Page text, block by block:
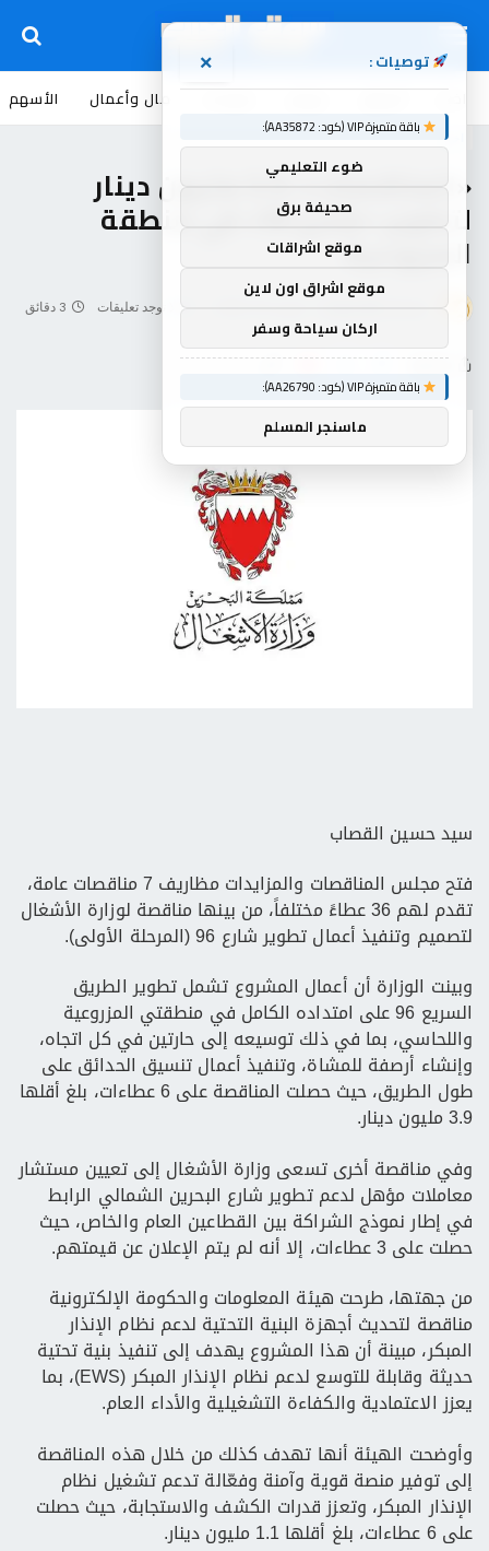
اخبار أسواق عروض منوعات مال وأعمال الأسهم
اخبار
«المناقصات»: 3.9 مليون دينار
لتطوير «شارع 96» في منطقة
المزروعية
لا توجد تعليقات 3 دقائق
شاركها
سيد حسين القصاب
فتح مجلس المناقصات والمزايدات مظاريف 7 مناقصات عامة،
تقدم لهم 36 عطاءً مختلفاً، من بينها مناقصة لوزارة الأشغال
لتصميم وتنفيذ أعمال تطوير شارع 96 (المرحلة الأولى).
وبينت الوزارة أن أعمال المشروع تشمل تطوير الطريق
السريع 96 على امتداده الكامل في منطقتي المزروعية
واللحاسي، بما في ذلك توسيعه إلى حارتين في كل اتجاه،
وإنشاء أرصفة للمشاة، وتنفيذ أعمال تنسيق الحدائق على
طول الطريق، حيث حصلت المناقصة على 6 عطاءات، بلغ أقلها
3.9 مليون دينار.
وفي مناقصة أخرى تسعى وزارة الأشغال إلى تعيين مستشار
معاملات مؤهل لدعم تطوير شارع البحرين الشمالي الرابط
في إطار نموذج الشراكة بين القطاعين العام والخاص، حيث
حصلت على 3 عطاءات، إلا أنه لم يتم الإعلان عن قيمتهم.
من جهتها، طرحت هيئة المعلومات والحكومة الإلكترونية
مناقصة لتحديث أجهزة البنية التحتية لدعم نظام الإنذار
المبكر، مبينة أن هذا المشروع يهدف إلى تنفيذ بنية تحتية
حديثة وقابلة للتوسع لدعم نظام الإنذار المبكر (EWS)، بما
يعزز الاعتمادية والكفاءة التشغيلية والأداء العام.
وأوضحت الهيئة أنها تهدف كذلك من خلال هذه المناقصة
إلى توفير منصة قوية وآمنة وفعّالة تدعم تشغيل نظام
الإنذار المبكر، وتعزز قدرات الكشف والاستجابة، حيث حصلت
على 6 عطاءات، بلغ أقلها 1.1 مليون دينار.
توصيات : ×
باقة متميزة VIP (كود: AA35872):
ضوء التعليمي
صحيفة برق
موقع اشراقات
موقع اشراق اون لاين
اركان سياحة وسفر
باقة متميزة VIP (كود: AA26790):
ماسنجر المسلم